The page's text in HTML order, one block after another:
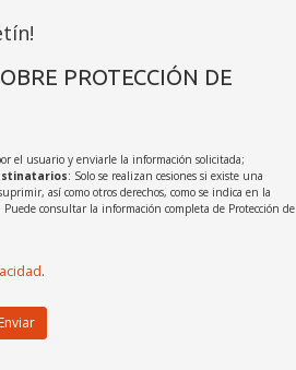
PROTECCIÓN DE
el usuario y enviarle la información solicitada;
: Solo se realizan cesiones si existe una
así como otros derechos, como se indica en la
Puede consultar la información completa de Protección de
.
Enviar